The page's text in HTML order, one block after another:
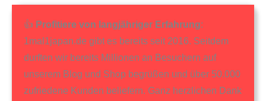
👍 Profitiere von langjähriger Erfahrung:
1mal1japan.de gibt es bereits seit 2016. Seitdem
durften wir bereits Millionen an Besuchern auf
unserem Blog und Shop begrüßen und über 50.000
zufriedene Kunden beliefern. Ganz herzlichen Dank